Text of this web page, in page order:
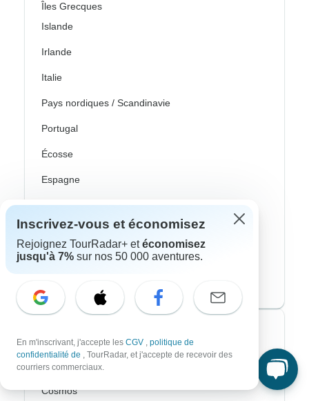
Îles Grecques
Islande
Irlande
Italie
Pays nordiques / Scandinavie
Portugal
Écosse
Espagne
Turquie
Canada
Costa Rica
Contiki
Cosmos
Inscrivez-vous et économisez
Rejoignez TourRadar+ etéconomisez
jusqu'à 7% sur nos 50 000 aventures.
En m'inscrivant, j'accepte les CGV , politique de
confidentialité de , TourRadar, et j'accepte de recevoir des
courriers commerciaux.